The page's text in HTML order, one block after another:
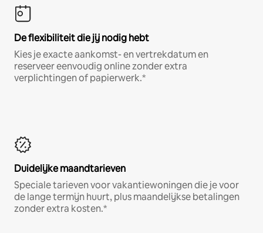
De flexibiliteit die jij nodig hebt
Kies je exacte aankomst- en vertrekdatum en
reserveer eenvoudig online zonder extra
verplichtingen of papierwerk.*
Duidelijke maandtarieven
Speciale tarieven voor vakantiewoningen die je voor
de lange termijn huurt, plus maandelijkse betalingen
zonder extra kosten.*